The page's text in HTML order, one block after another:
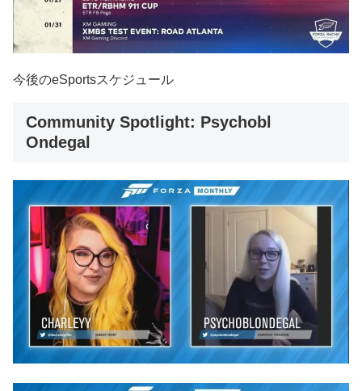
今後のeSportsスケジュール
Community Spotlight: Psychobl
Ondegal